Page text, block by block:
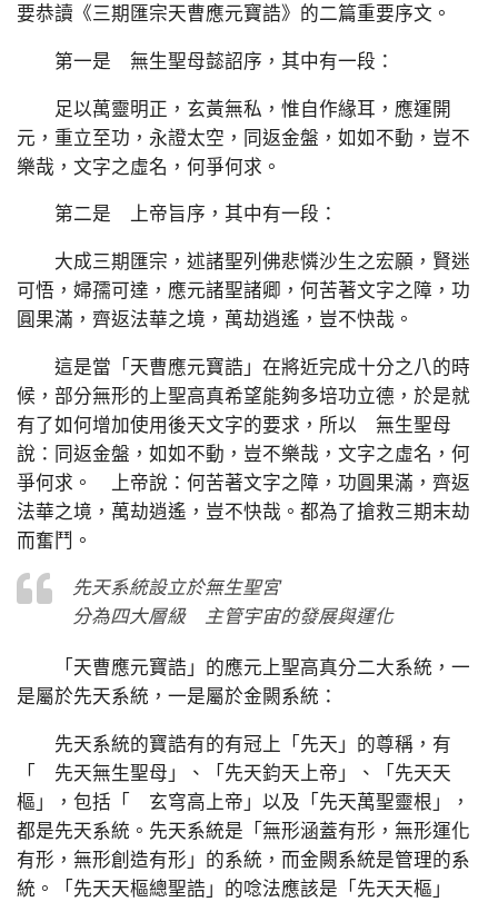
要恭讀《三期匯宗天曹應元寶誥》的二篇重要序文。
第一是 無生聖母懿詔序，其中有一段：
足以萬靈明正，玄黃無私，惟自作緣耳，應運開
元，重立至功，永證太空，同返金盤，如如不動，豈不
樂哉，文字之虛名，何爭何求。
第二是 上帝旨序，其中有一段：
大成三期匯宗，述諸聖列佛悲憐沙生之宏願，賢迷
可悟，婦孺可達，應元諸聖諸卿，何苦著文字之障，功
圓果滿，齊返法華之境，萬劫逍遙，豈不快哉。
這是當「天曹應元寶誥」在將近完成十分之八的時
候，部分無形的上聖高真希望能夠多培功立德，於是就
有了如何增加使用後天文字的要求，所以 無生聖母
說：同返金盤，如如不動，豈不樂哉，文字之虛名，何
爭何求。 上帝說：何苦著文字之障，功圓果滿，齊返
法華之境，萬劫逍遙，豈不快哉。都為了搶救三期末劫
而奮鬥。
先天系統設立於無生聖宮
分為四大層級 主管宇宙的發展與運化
「天曹應元寶誥」的應元上聖高真分二大系統，一
是屬於先天系統，一是屬於金闕系統：
先天系統的寶誥有的有冠上「先天」的尊稱，有
「 先天無生聖母」、「先天鈞天上帝」、「先天天
樞」，包括「 玄穹高上帝」以及「先天萬聖靈根」，
都是先天系統。先天系統是「無形涵蓋有形，無形運化
有形，無形創造有形」的系統，而金闕系統是管理的系
統。「先天天樞總聖誥」的唸法應該是「先天天樞」